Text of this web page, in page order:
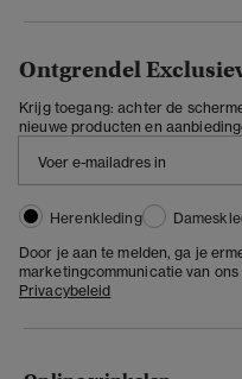
Ontgrendel
Krijg toegang: achter de
nieuwe producten en
Herenkleding
Door je aan te melden, ga je
marketingcommunicatie van
Privacybeleid